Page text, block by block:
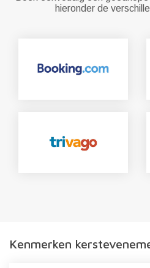
hieronder de
Kenmerken